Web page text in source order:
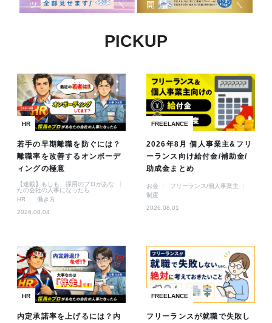
PICKUP
HR
若手の早期離職を防ぐには？
離職率を改善するオンボーデ
ィングの極意
【連載】もしも、採用のプロがあな
たの会社の人事になったら
HR
働き方
2026.08.04
FREELANCE
2026年8月 個人事業主&フリ
ーランス向け給付金/補助金/
助成金まとめ
お金
フリーランス/個人事業主
制度
2026.08.01
HR
内定承諾率を上げるには？内
FREELANCE
フリーランスが就職で失敗し